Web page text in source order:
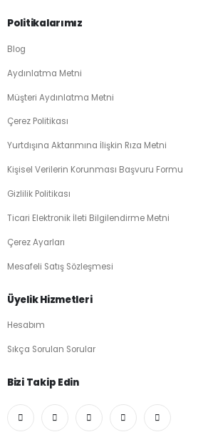
Politikalarımız
Blog
Aydınlatma Metni
Müşteri Aydınlatma Metni
Çerez Politikası
Yurtdışına Aktarımına İlişkin Rıza Metni
Kişisel Verilerin Korunması Başvuru Formu
Gizlilik Politikası
Ticari Elektronik İleti Bilgilendirme Metni
Çerez Ayarları
Mesafeli Satış Sözleşmesi
Üyelik Hizmetleri
Hesabım
Sıkça Sorulan Sorular
Bizi Takip Edin